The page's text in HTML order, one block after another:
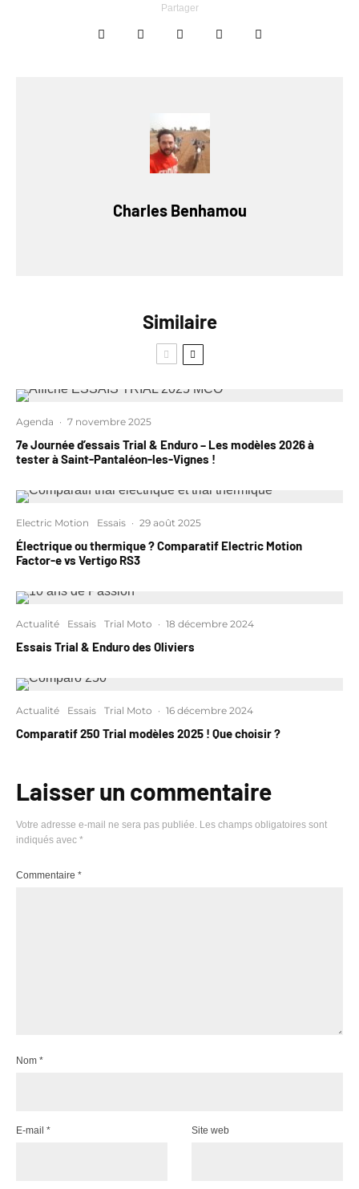
Partager
Charles Benhamou
Similaire
Agenda · 7 novembre 2025
7e Journée d’essais Trial & Enduro – Les modèles 2026 à
tester à Saint-Pantaléon-les-Vignes !
Electric Motion Essais · 29 août 2025
Électrique ou thermique ? Comparatif Electric Motion
Factor-e vs Vertigo RS3
Actualité Essais Trial Moto · 18 décembre 2024
Essais Trial & Enduro des Oliviers
Actualité Essais Trial Moto · 16 décembre 2024
Comparatif 250 Trial modèles 2025 ! Que choisir ?
Laisser un commentaire
Votre adresse e-mail ne sera pas publiée. Les champs obligatoires sont
indiqués avec *
Commentaire *
Nom *
E-mail * Site web